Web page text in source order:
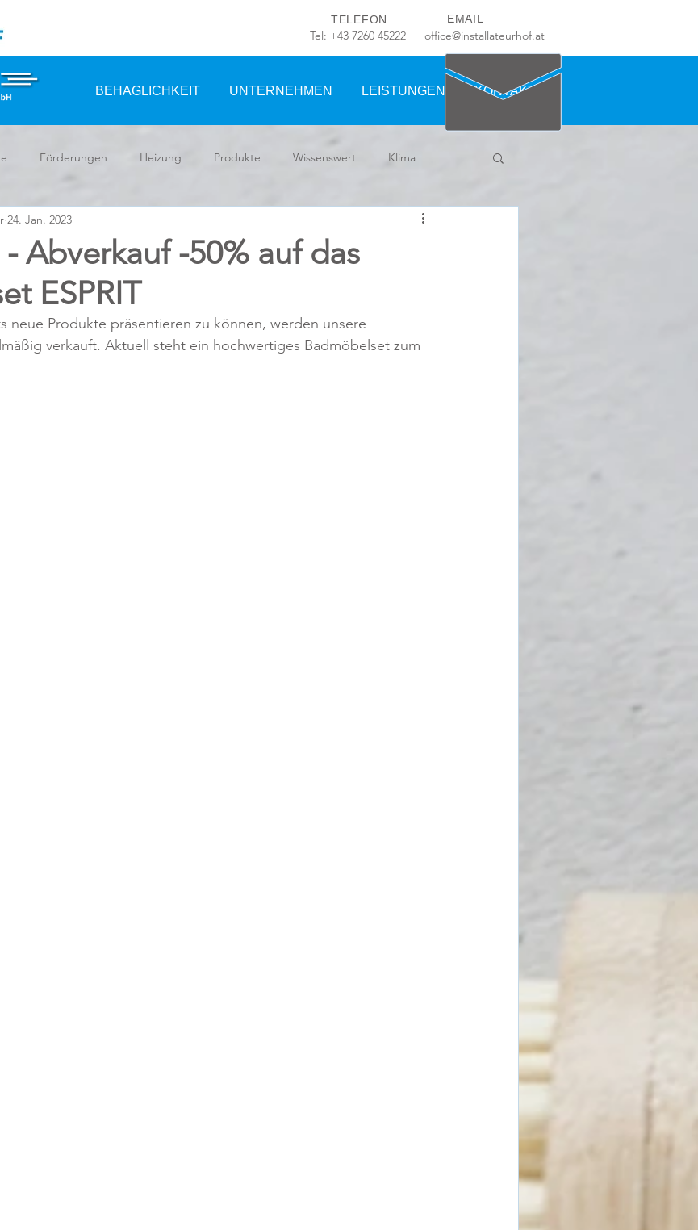
BEHAGLICHKEIT UNTERNEHMEN LEISTUNGEN KONTAKT
TELEFON EMAIL
office@installateurhof.at
Tel: +43 7260 45222
Förderungen Heizung Produkte Wissenswert Klima
Abverkauf -50% auf das
ESPRIT
24. Jan. 2023
neue Produkte präsentieren zu können, werden unsere
verkauft. Aktuell steht ein hochwertiges Badmöbelset zum